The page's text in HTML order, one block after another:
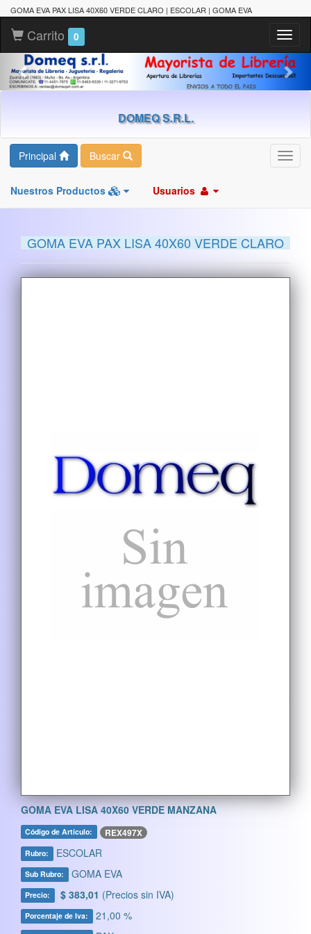
GOMA EVA PAX LISA 40X60 VERDE CLARO | ESCOLAR | GOMA EVA
Carrito 0
DOMEQ S.R.L.
Principal Buscar
Nuestros Productos Usuarios
GOMA EVA PAX LISA 40X60 VERDE CLARO
GOMA EVA LISA 40X60 VERDE MANZANA
Código de Artículo: REX497X
Rubro: ESCOLAR
Sub Rubro: GOMA EVA
Precio: $ 383,01 (Precios sin IVA)
Porcentaje de Iva: 21,00 %